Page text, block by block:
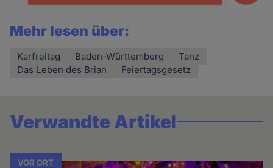
Mehr lesen über:
Karfreitag Baden-Württemberg
Tanz
Das Leben des Brian
Feiertagsgesetz
Verwandte Artikel
VOR ORT